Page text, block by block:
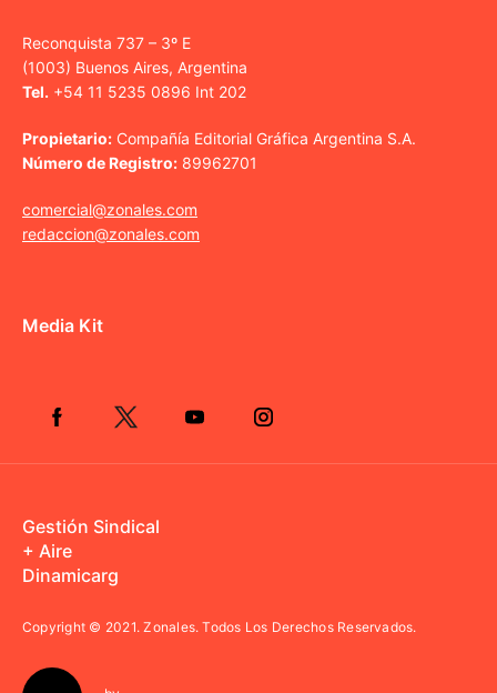
Reconquista 737 – 3º E
(1003) Buenos Aires, Argentina
Tel. +54 11 5235 0896 Int 202
Propietario: Compañía Editorial Gráfica Argentina S.A.
Número de Registro: 89962701
comercial@zonales.com
redaccion@zonales.com
Media Kit
Gestión Sindical
+ Aire
Dinamicarg
Copyright © 2021.Zonales. Todos Los Derechos Reservados.